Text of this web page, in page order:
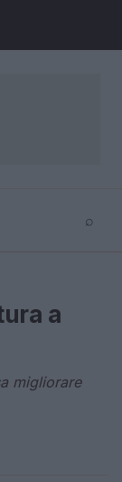
⌕
a
migliorare